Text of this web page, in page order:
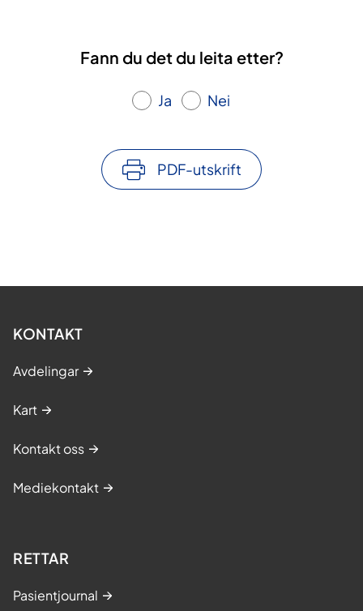
Fann du det du leita etter?
Ja Nei
PDF-utskrift
KONTAKT
Avdelingar
Kart
Kontakt oss
Mediekontakt
RETTAR
Pasientjournal